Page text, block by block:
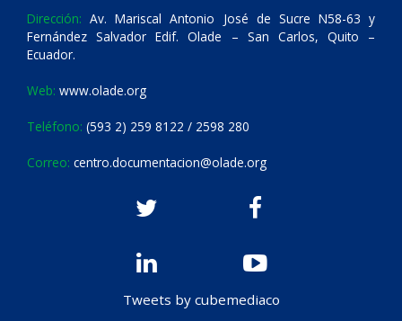
Dirección: Av. Mariscal Antonio José de Sucre N58-63 y
Fernández Salvador Edif. Olade – San Carlos, Quito –
Ecuador.
Web: www.olade.org
Teléfono: (593 2) 259 8122 / 2598 280
Correo: centro.documentacion@olade.org
Tweets by cubemediaco